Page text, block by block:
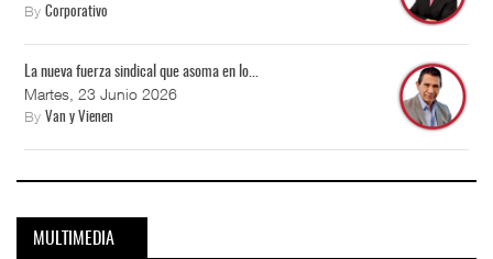
By Corporativo
La nueva fuerza sindical que asoma en lo...
Martes, 23 Junio 2026
By Van y Vienen
MULTIMEDIA